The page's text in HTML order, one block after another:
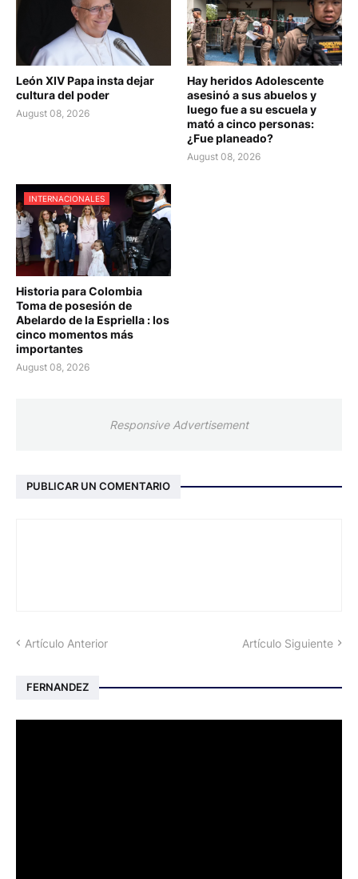
León XIV Papa insta dejar
cultura del poder
August 08, 2026
Hay heridos Adolescente
asesinó a sus abuelos y
luego fue a su escuela y
mató a cinco personas:
¿Fue planeado?
August 08, 2026
INTERNACIONALES
Historia para Colombia
Toma de posesión de
Abelardo de la Espriella : los
cinco momentos más
importantes
August 08, 2026
Responsive Advertisement
PUBLICAR UN COMENTARIO
Artículo Anterior Artículo Siguiente
FERNANDEZ